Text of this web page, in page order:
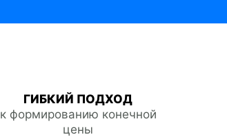
ГИБКИЙ ПОДХОД
к формированию конечной
цены